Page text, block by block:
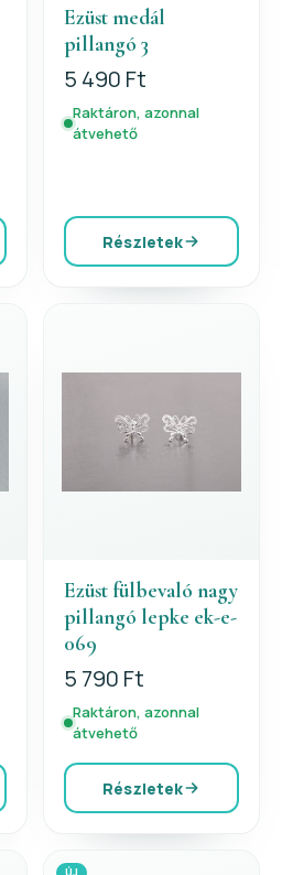
Ezüst medál
pillangó 3
5 490 Ft
Raktáron, azonnal
átvehető
Részletek
Ezüst fülbevaló nagy
pillangó lepke ek-e-
069
5 790 Ft
Raktáron, azonnal
átvehető
Részletek